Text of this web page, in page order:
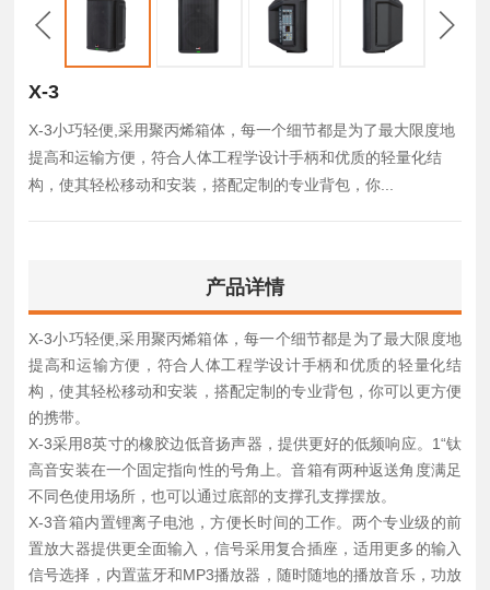
X-3
X-3小巧轻便,采用聚丙烯箱体，每一个细节都是为了最大限度地
提高和运输方便，符合人体工程学设计手柄和优质的轻量化结
构，使其轻松移动和安装，搭配定制的专业背包，你...
产品详情
X-3小巧轻便,采用聚丙烯箱体，每一个细节都是为了最大限度地
提高和运输方便，符合人体工程学设计手柄和优质的轻量化结
构，使其轻松移动和安装，搭配定制的专业背包，你可以更方便
的携带。
X-3采用8英寸的橡胶边低音扬声器，提供更好的低频响应。1“钛
高音安装在一个固定指向性的号角上。音箱有两种返送角度满足
不同色使用场所，也可以通过底部的支撑孔支撑摆放。
X-3音箱内置锂离子电池，方便长时间的工作。两个专业级的前
置放大器提供更全面输入，信号采用复合插座，适用更多的输入
信号选择，内置蓝牙和MP3播放器，随时随地的播放音乐，功放